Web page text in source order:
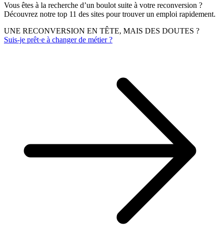
Vous êtes à la recherche d’un boulot suite à votre reconversion ?
Découvrez notre top 11 des sites pour trouver un emploi rapidement.
UNE RECONVERSION EN TÊTE, MAIS DES DOUTES ?
Suis-je prêt·e à changer de métier ?